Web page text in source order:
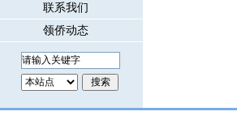
联系我们
领侨动态